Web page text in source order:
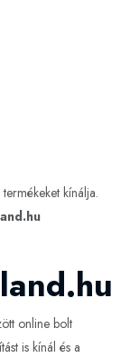
kínálja.
online bolt
is kínál és a